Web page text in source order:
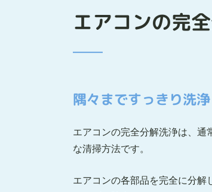
エアコンの完
隅々まですっきり洗浄
エアコンの完全分解洗浄は、通
な清掃方法です。
エアコンの各部品を完全に分解